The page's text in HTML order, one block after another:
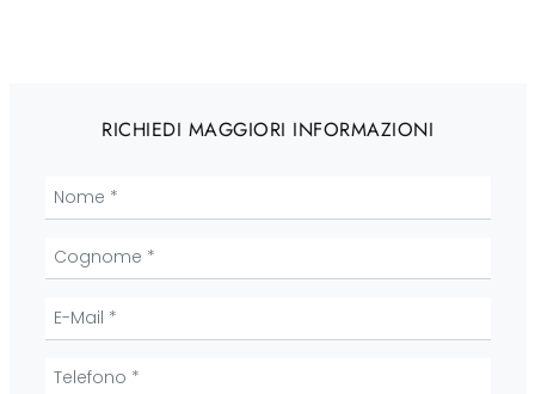
RICHIEDI MAGGIORI INFORMAZIONI